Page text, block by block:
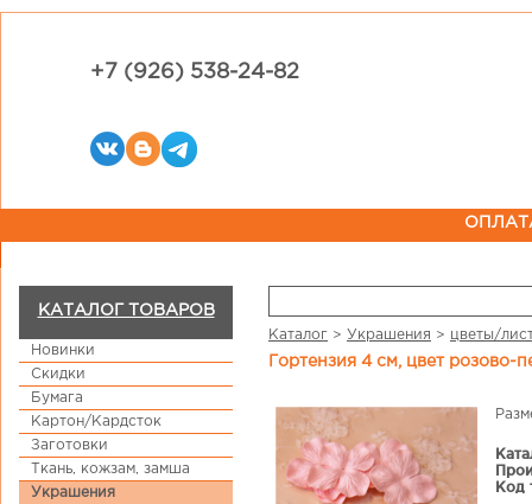
+7 (926) 538-24-82
КАТАЛОГ ТОВАРОВ
Новинки
Скидки
Бумага
Картон/Кардсток
Заготовки
Ткань, кожзам, замша
Украшения
Каталог > Украшения > цветы/
Гортензия 4 см, цвет розово-
Код